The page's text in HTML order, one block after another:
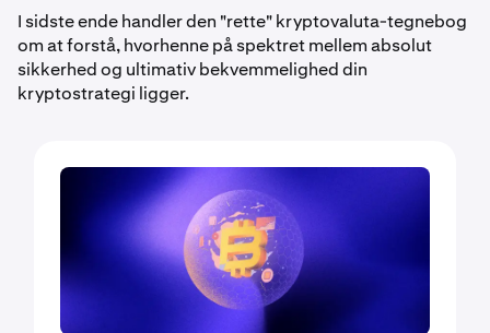
I sidste ende handler den "rette" kryptovaluta-tegnebog
om at forstå, hvorhenne på spektret mellem absolut
sikkerhed og ultimativ bekvemmelighed din
kryptostrategi ligger.